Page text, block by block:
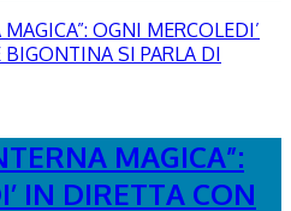
MAGICA”:
IN DIRETTA CON